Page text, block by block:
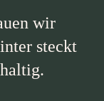
wir
steckt